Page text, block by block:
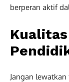
berperan aktif
Jangan